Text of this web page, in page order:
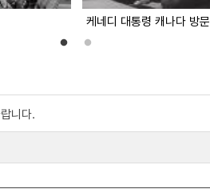
케네디 대통령 캐나다 방문
니다.